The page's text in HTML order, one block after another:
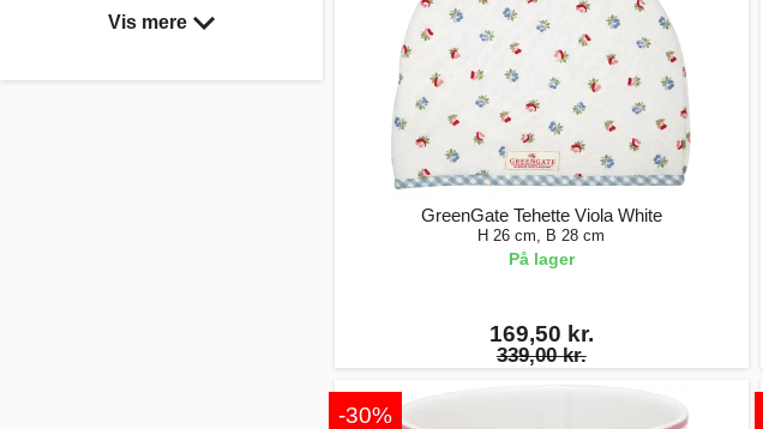
Vis mere
GreenGate Tehette Viola White
H 26 cm, B 28 cm
På lager
169,50 kr.
339,00 kr.
-30%